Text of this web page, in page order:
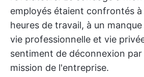
employés étaient confrontés à
heures de travail, à un
vie professionnelle et vie
sentiment de déconnexion
mission de l'entreprise.